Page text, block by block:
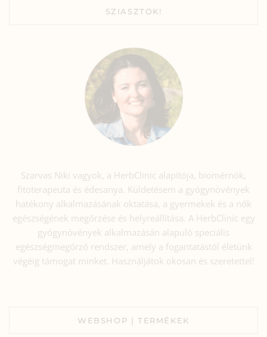
SZIASZTOK!
Szarvas Niki vagyok, a HerbClinic alapítója, biomérnök,
fitoterapeuta és édesanya. Küldetésem a gyógynövények
hatékony alkalmazásának oktatása, a gyermekek és a nők
egészségének megőrzése és helyreállítása. A HerbClinic egy
gyógynövények alkalmazásán alapuló speciális
egészségmegőrző rendszer, amely a fogantatástól életünk
végéig támogat minket. Használjátok okosan és szeretettel!
WEBSHOP | TERMÉKEK